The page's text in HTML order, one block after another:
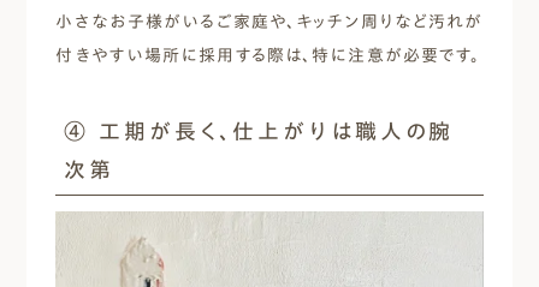
小さなお子様がいるご家庭や、キッチン周りなど汚れが
付きやすい場所に採用する際は、特に注意が必要です。
④ 工期が長く、仕上がりは職人の腕
次第